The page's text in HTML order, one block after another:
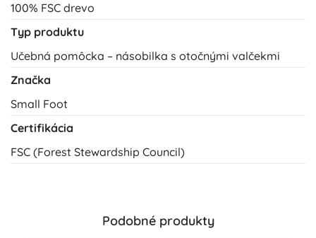
100% FSC drevo
Typ produktu
Učebná pomôcka – násobilka s otočnými valčekmi
Značka
Small Foot
Certifikácia
FSC (Forest Stewardship Council)
Podobné produkty